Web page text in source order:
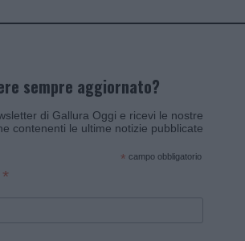
sempre aggiornato?
di Gallura Oggi e ricevi le nostre
contenenti le ultime notizie pubblicate
* campo obbligatorio
*